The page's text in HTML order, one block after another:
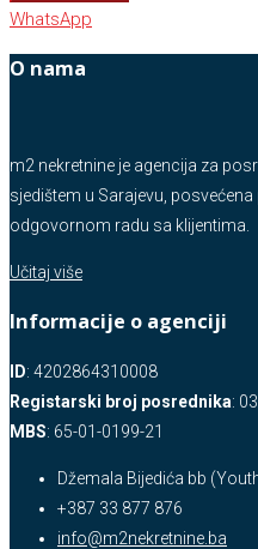
WhatsApp
O nama
m2 nekretnine je agencija za
sjedištem u Sarajevu,
odgovornom radu sa klijentima.
Učitaj više
Informacije o agenciji
ID: 4202864310008
Registarski broj posrednika:
MBS: 65-01-0199-21
Džemala Bijedića bb
+387 33 877 876
info@m2nekretnine.ba